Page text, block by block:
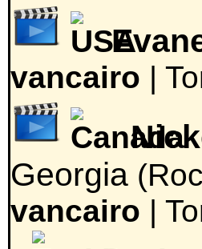
vancairo |
Georgia
vancairo |